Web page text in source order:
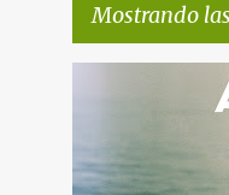
Mostrando
t